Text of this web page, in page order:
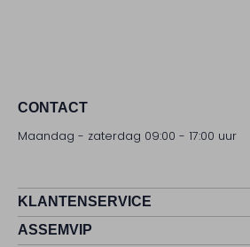
CONTACT
Maandag - zaterdag 09:00 - 17:00 uur
KLANTENSERVICE
ASSEMVIP